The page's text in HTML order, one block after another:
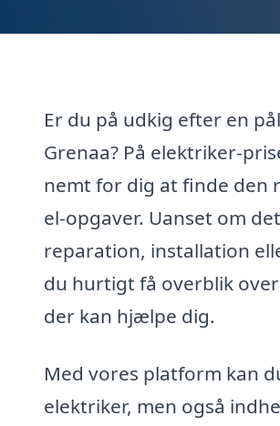
Er du på udkig efter en
Grenaa? På elektriker-
nemt for dig at finde den
el-opgaver. Uanset om
reparation, installation
du hurtigt få overblik
der kan hjælpe dig.
Med vores platform kan
elektriker, men også